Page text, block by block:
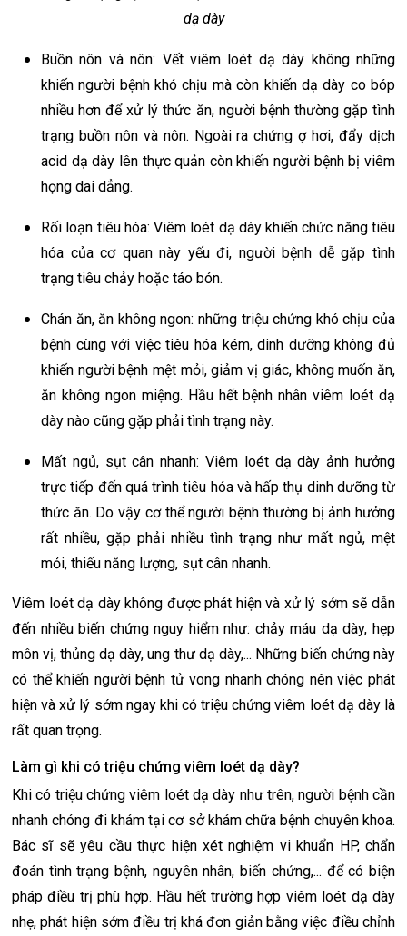
dạ dày
Buồn nôn và nôn: Vết viêm loét dạ dày không những
khiến người bệnh khó chịu mà còn khiến dạ dày co bóp
nhiều hơn để xử lý thức ăn, người bệnh thường gặp tình
trạng buồn nôn và nôn. Ngoài ra chứng ợ hơi, đẩy dịch
acid dạ dày lên thực quản còn khiến người bệnh bị viêm
họng dai dẳng.
Rối loạn tiêu hóa: Viêm loét dạ dày khiến chức năng tiêu
hóa của cơ quan này yếu đi, người bệnh dễ gặp tình
trạng tiêu chảy hoặc táo bón.
Chán ăn, ăn không ngon: những triệu chứng khó chịu của
bệnh cùng với việc tiêu hóa kém, dinh dưỡng không đủ
khiến người bệnh mệt mỏi, giảm vị giác, không muốn ăn,
ăn không ngon miệng. Hầu hết bệnh nhân viêm loét dạ
dày nào cũng gặp phải tình trạng này.
Mất ngủ, sụt cân nhanh: Viêm loét dạ dày ảnh hưởng
trực tiếp đến quá trình tiêu hóa và hấp thụ dinh dưỡng từ
thức ăn. Do vậy cơ thể người bệnh thường bị ảnh hưởng
rất nhiều, gặp phải nhiều tình trạng như mất ngủ, mệt
mỏi, thiếu năng lượng, sụt cân nhanh.
Viêm loét dạ dày không được phát hiện và xử lý sớm sẽ dẫn
đến nhiều biến chứng nguy hiểm như: chảy máu dạ dày, hẹp
môn vị, thủng dạ dày, ung thư dạ dày,... Những biến chứng này
có thể khiến người bệnh tử vong nhanh chóng nên việc phát
hiện và xử lý sớm ngay khi có triệu chứng viêm loét dạ dày là
rất quan trọng.
Làm gì khi có triệu chứng viêm loét dạ dày?
Khi có triệu chứng viêm loét dạ dày như trên, người bệnh cần
nhanh chóng đi khám tại cơ sở khám chữa bệnh chuyên khoa.
Bác sĩ sẽ yêu cầu thực hiện xét nghiệm vi khuẩn HP, chẩn
đoán tình trạng bệnh, nguyên nhân, biến chứng,... để có biện
pháp điều trị phù hợp. Hầu hết trường hợp viêm loét dạ dày
nhẹ, phát hiện sớm điều trị khá đơn giản bằng việc điều chỉnh